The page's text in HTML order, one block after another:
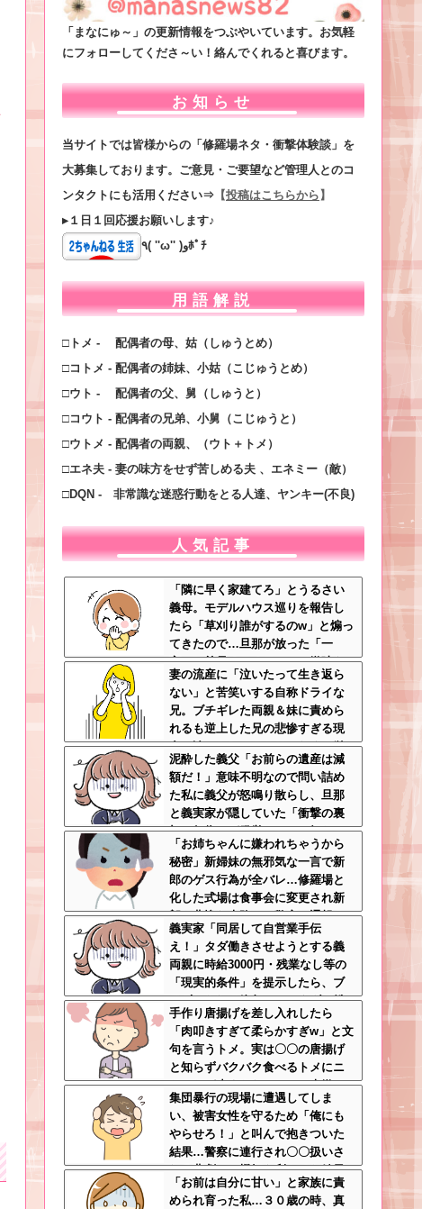
「まなにゅ～」の更新情報をつぶやいています。お気軽
にフォローしてくださ～い！絡んでくれると喜びます。
お知らせ
当サイトでは皆様からの「修羅場ネタ・衝撃体験談」を
大募集しております。ご意見・ご要望など管理人とのコ
ンタクトにも活用ください⇒ 【投稿はこちらから 】
▸１日１回応援お願いします♪
٩( ''ω'' )وﾎﾟﾁ
用語解説
□トメ - 配偶者の母、姑（しゅうとめ）
□コトメ - 配偶者の姉妹、小姑（こじゅうとめ）
□ウト - 配偶者の父、舅（しゅうと）
□コウト - 配偶者の兄弟、小舅（こじゅうと）
□ウトメ - 配偶者の両親、（ウト＋トメ）
□エネ夫 - 妻の味方をせず苦しめる夫 、エネミー（敵）
□DQN - 非常識な迷惑行動をとる人達、ヤンキー(不良)
人気記事
「隣に早く家建てろ」とうるさい
義母。モデルハウス巡りを報告し
たら「草刈り誰がするのw」と煽っ
てきたので…旦那が放った「一
言」に義母オロオロｗｗ←嫌味を
逆手にとった神対応すぎる
妻の流産に「泣いたって生き返ら
ない」と苦笑いする自称ドライな
兄。ブチギレた両親＆妹に責めら
れるも逆上した兄の悲惨すぎる現
在←淡々としてるんじゃなくて単
なる冷血漢
泥酔した義父「お前らの遺産は減
額だ！」意味不明なので問い詰め
た私に義父が怒鳴り散らし、旦那
と義実家が隠していた「衝撃の裏
切り行為」が発覚ｗｗｗ←知らん
間に200万払われてて草
「お姉ちゃんに嫌われちゃうから
秘密」新婦妹の無邪気な一言で新
郎のゲス行為が全バレ…修羅場と
化した式場は食事会に変更され新
郎は悲惨な末路へ←警察に通報さ
れてもおかしくないレベル
義実家「同居して自営業手伝
え！」タダ働きさせようとする義
両親に時給3000円・残業なし等の
「現実的条件」を提示したら、ブ
チギレられて絶句ｗｗ←タダで働
く嫁がいるわけないだろ
手作り唐揚げを差し入れしたら
「肉叩きすぎて柔らかすぎw」と文
句を言うトメ。実は〇〇の唐揚げ
と知らずバクバク食べるトメにニ
ヤニヤが止まらないｗｗ←大嫌い
な食材おいしく食べててワロタ
集団暴行の現場に遭遇してしま
い、被害女性を守るため「俺にも
やらせろ！」と叫んで抱きついた
結果…警察に連行され〇〇扱いさ
れる悲劇へ←機転を利かせた結果
が裏目に出すぎて惨事
「お前は自分に甘い」と家族に責
められ育った私…３０歳の時、真